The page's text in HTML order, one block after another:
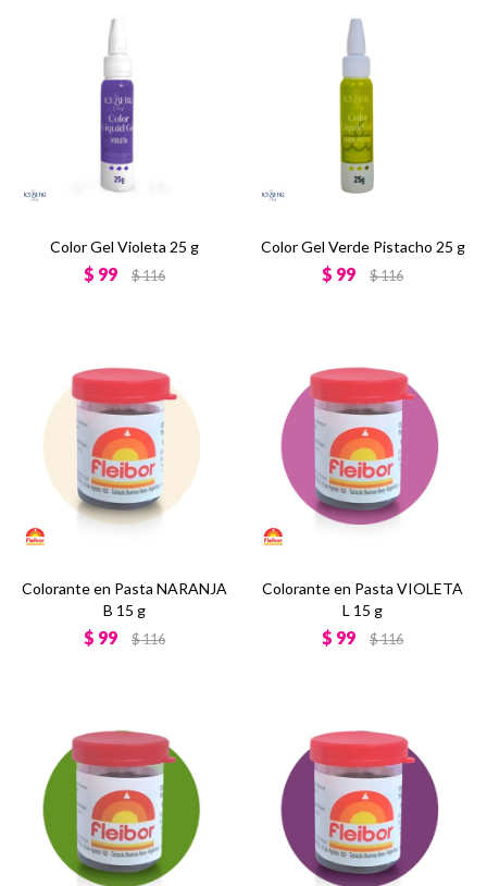
Color Gel Violeta 25 g
$ 99 $116
Color Gel Verde Pistacho 25 g
$ 99 $116
Colorante en Pasta NARANJA
B 15 g
$ 99 $116
Colorante en Pasta VIOLETA
L 15 g
$ 99 $116